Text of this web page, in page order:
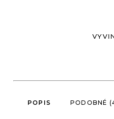
POPIS PODOBNÉ